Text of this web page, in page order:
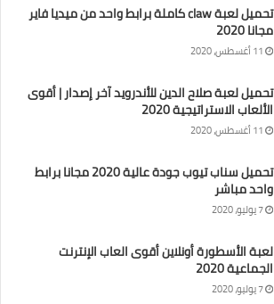
تحميل لعبة claw كاملة برابط واحد من ميديا فاير
مجانا 2020
11 أغسطس، 2020
تحميل لعبة صلاح الدين للأندرويد آخر إصدار | أقوى
الألعاب الاستراتيجية 2020
11 أغسطس، 2020
تحميل سناب تيوب جودة عالية 2020 مجانا برابط
واحد مباشر
7 يوليو، 2020
لعبة الأسطورة أونلاين أقوى العاب الإنترنت
الجماعية 2020
7 يوليو، 2020